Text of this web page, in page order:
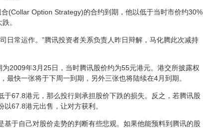
(Collar Option Strategy)的合约到期，他以低于当时市价约30%
。
日常运作。”腾讯投资者关系负责人昨日辩解，马化腾此次减持
2009年3月25日，当时腾讯股价约为55元港元。港交所披露权
最快一张将于下周一到期，另外三张也将陆续在4月到期。
于67.8港元，那么投行则承担股价下跌的损失。反之，若腾讯股
67.8港元出售，让对方获利。
基于自己对股价走势的判断有些悲观。如果他能预料到腾讯的股